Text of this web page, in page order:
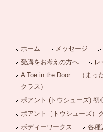
ホーム メッセージ
受講をお考えの方へ
レ
A Toe in the Door …（まっ
クラス）
ポアント (トウシューズ) 初
ポアント（トウシューズ）
ボディーワークス
各種